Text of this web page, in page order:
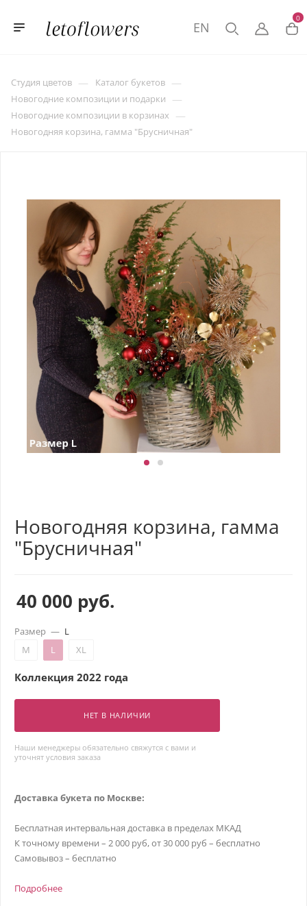
0
EN
Студия цветов — Каталог букетов —
Новогодние композиции и подарки —
Новогодние композиции в корзинах —
Новогодняя корзина, гамма "Брусничная"
Новогодняя корзина, гамма
"Брусничная"
40 000 руб.
Размер — L
M
L XL
Коллекция 2022 года
НЕТ В НАЛИЧИИ
Наши менеджеры обязательно свяжутся с вами и
уточнят условия заказа
Доставка букета по Москве:
Бесплатная интервальная доставка в пределах МКАД
К точному времени – 2 000 руб, от 30 000 руб – бесплатно
Самовывоз – бесплатно
Подробнее